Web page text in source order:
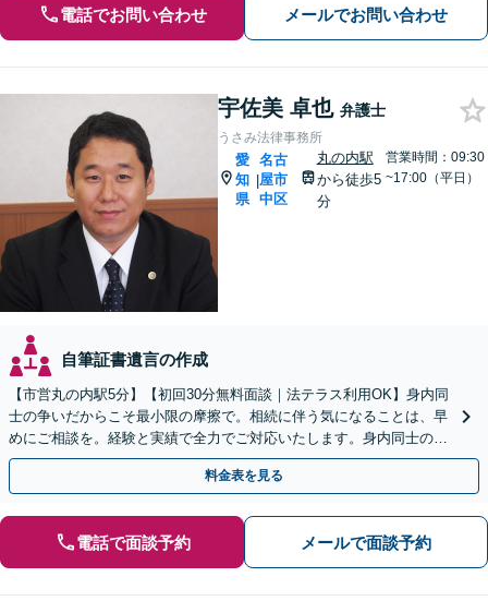
電話でお問い合わせ メールでお問い合わせ
宇佐美 卓也 弁護士
うさみ法律事務所
愛
知
県
|
名古
屋市
中区
丸の内駅
から徒歩5
分
営業時間：09:30
~17:00（平日）
自筆証書遺言の作成
【市営丸の内駅5分】【初回30分無料面談｜法テラス利用OK】身内同
士の争いだからこそ最小限の摩擦で。相続に伴う気になることは、早
めにご相談を。経験と実績で全力でご対応いたします。身内同士の争
いだからこそ、それぞれの心に寄り添います。
料金表を見る
電話で面談予約 メールで面談予約